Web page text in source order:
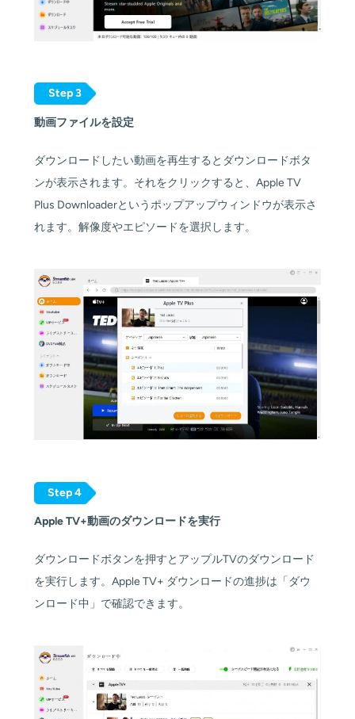
Step 3
動画ファイルを設定
ダウンロードしたい動画を再生するとダウンロードボタ
ンが表示されます。それをクリックすると、Apple TV
Plus Downloaderというポップアップウィンドウが表示さ
れます。解像度やエピソードを選択します。
Step 4
Apple TV+動画のダウンロードを実行
ダウンロードボタンを押すとアップルTVのダウンロード
を実行します。Apple TV+ ダウンロードの進捗は「ダウ
ンロード中」で確認できます。